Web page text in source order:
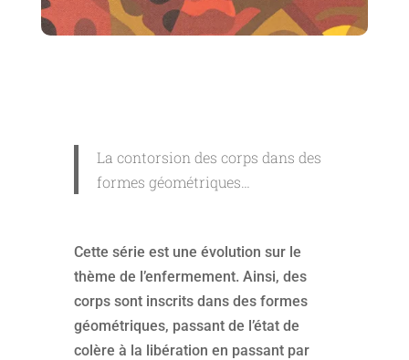
La contorsion des corps dans des
formes géométriques…
Cette série est une évolution sur le
thème de l’enfermement. Ainsi, des
corps sont inscrits dans des formes
géométriques, passant de l’état de
colère à la libération en passant par